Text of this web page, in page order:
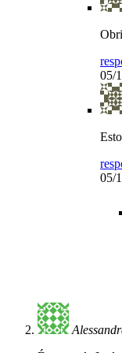
05/
05/